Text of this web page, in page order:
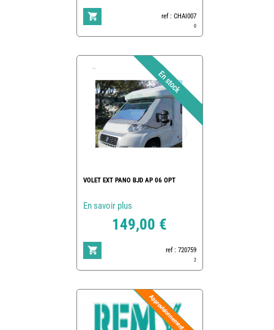
ref : CHAI007
0
VOLET EXT PANO BJD AP 06 OPT
En savoir plus
149,00 €
ref : 720759
2